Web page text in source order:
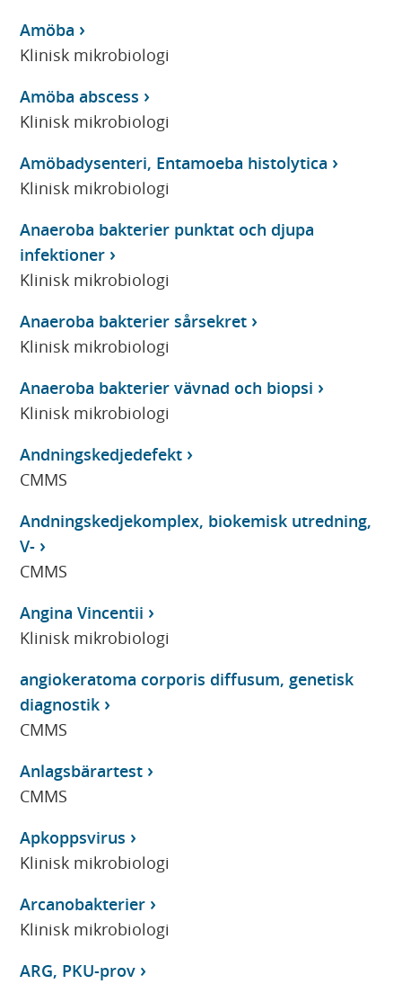
Amöba
Klinisk mikrobiologi
Amöba abscess
Klinisk mikrobiologi
Amöbadysenteri, Entamoeba histolytica
Klinisk mikrobiologi
Anaeroba bakterier punktat och djupa
infektioner
Klinisk mikrobiologi
Anaeroba bakterier sårsekret
Klinisk mikrobiologi
Anaeroba bakterier vävnad och biopsi
Klinisk mikrobiologi
Andningskedjedefekt
CMMS
Andningskedjekomplex, biokemisk utredning,
V-
CMMS
Angina Vincentii
Klinisk mikrobiologi
angiokeratoma corporis diffusum, genetisk
diagnostik
CMMS
Anlagsbärartest
CMMS
Apkoppsvirus
Klinisk mikrobiologi
Arcanobakterier
Klinisk mikrobiologi
ARG, PKU-prov